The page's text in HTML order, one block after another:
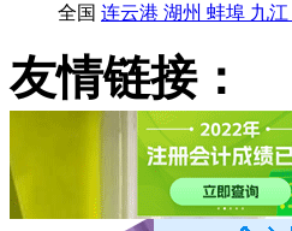
全国 连云港 湖州 蚌埠 九江
友情链接：